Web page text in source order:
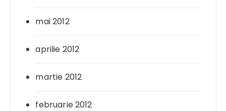
mai 2012
aprilie 2012
martie 2012
februarie 2012